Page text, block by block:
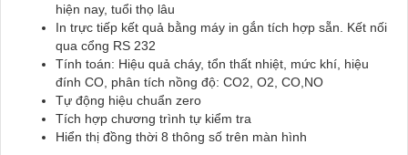
hiện nay, tuổi thọ lâu
In trực tiếp kết quả bằng máy in gắn tích hợp sẵn. Kết nối
qua cổng RS 232
Tính toán: Hiệu quả cháy, tổn thất nhiệt, mức khí, hiệu
đính CO, phân tích nồng độ: CO2, O2, CO,NO
Tự động hiệu chuẩn zero
Tích hợp chương trình tự kiểm tra
Hiển thị đồng thời 8 thông số trên màn hình